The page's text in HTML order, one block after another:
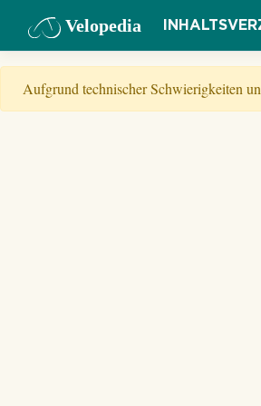
Velopedia
Aufgrund technischer Schwierigkeiten